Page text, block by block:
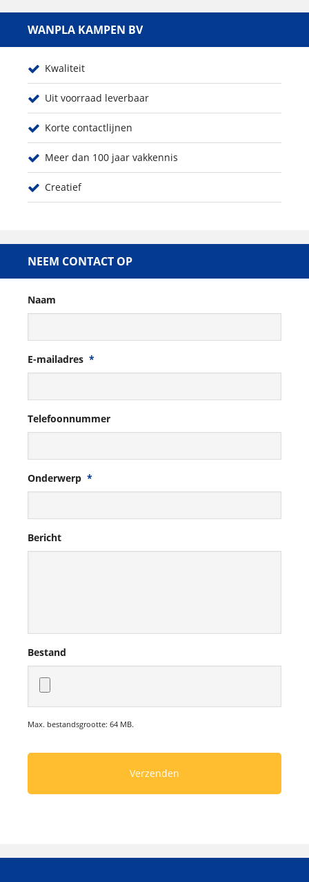
WANPLA KAMPEN BV
Kwaliteit
Uit voorraad leverbaar
Korte contactlijnen
Meer dan 100 jaar vakkennis
Creatief
NEEM CONTACT OP
Naam
E-mailadres *
Telefoonnummer
Onderwerp *
Bericht
Bestand
Max. bestandsgrootte: 64 MB.